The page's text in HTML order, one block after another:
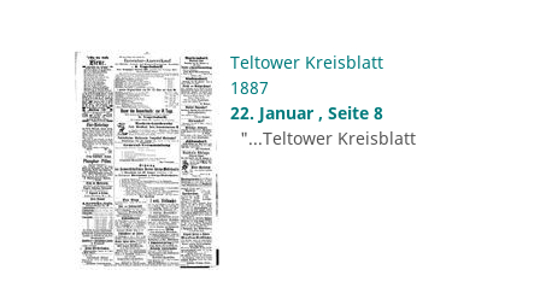
Teltower Kreisblatt
1887
22. Januar , Seite 8
"...Teltower Kreisblatt